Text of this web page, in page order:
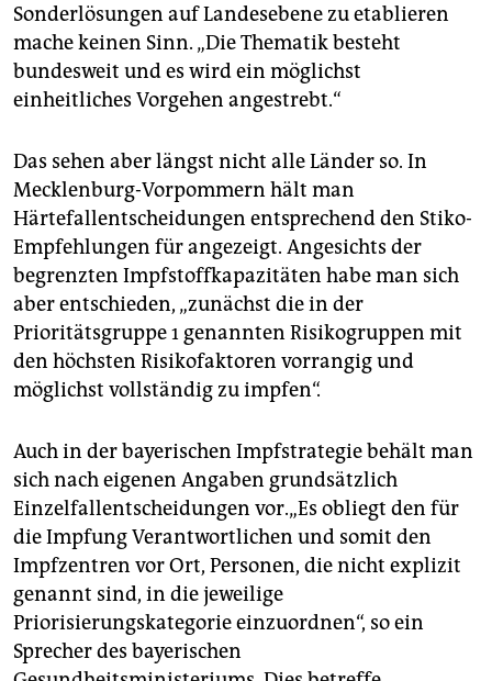
Sonderlösungen auf Landesebene zu etablieren
mache keinen Sinn. „Die Thematik besteht
bundesweit und es wird ein möglichst
einheitliches Vorgehen angestrebt.“
Das sehen aber längst nicht alle Länder so. In
Mecklenburg-Vorpommern hält man
Härtefallentscheidungen entsprechend den Stiko-
Empfehlungen für angezeigt. Angesichts der
begrenzten Impfstoffkapazitäten habe man sich
aber entschieden, „zunächst die in der
Prioritätsgruppe 1 genannten Risikogruppen mit
den höchsten Risikofaktoren vorrangig und
möglichst vollständig zu impfen“.
Auch in der bayerischen Impfstrategie behält man
sich nach eigenen Angaben grundsätzlich
Einzelfallentscheidungen vor.„Es obliegt den für
die Impfung Verantwortlichen und somit den
Impfzentren vor Ort, Personen, die nicht explizit
genannt sind, in die jeweilige
Priorisierungskategorie einzuordnen“, so ein
Sprecher des bayerischen